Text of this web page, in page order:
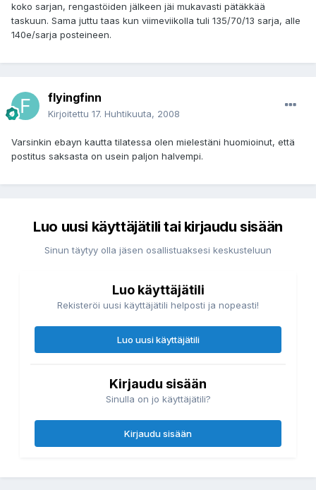
koko sarjan, rengastöiden jälkeen jäi mukavasti pätäkkää
taskuun. Sama juttu taas kun viimeviikolla tuli 135/70/13 sarja, alle
140e/sarja posteineen.
flyingfinn
Kirjoitettu 17. Huhtikuuta, 2008
Varsinkin ebayn kautta tilatessa olen mielestäni huomioinut, että
postitus saksasta on usein paljon halvempi.
Luo uusi käyttäjätili tai kirjaudu sisään
Sinun täytyy olla jäsen osallistuaksesi keskusteluun
Luo käyttäjätili
Rekisteröi uusi käyttäjätili helposti ja nopeasti!
Luo uusi käyttäjätili
Kirjaudu sisään
Sinulla on jo käyttäjätili?
Kirjaudu sisään